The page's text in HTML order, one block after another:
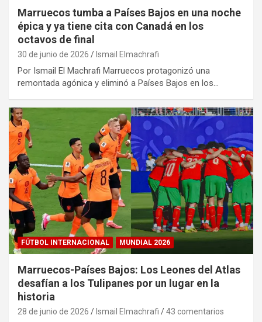
Marruecos tumba a Países Bajos en una noche
épica y ya tiene cita con Canadá en los
octavos de final
30 de junio de 2026 Ismail Elmachrafi
Por Ismail El Machrafi Marruecos protagonizó una
remontada agónica y eliminó a Países Bajos en los…
FÚTBOL INTERNACIONAL MUNDIAL 2026
Marruecos-Países Bajos: Los Leones del Atlas
desafían a los Tulipanes por un lugar en la
historia
28 de junio de 2026 Ismail Elmachrafi 43 comentarios